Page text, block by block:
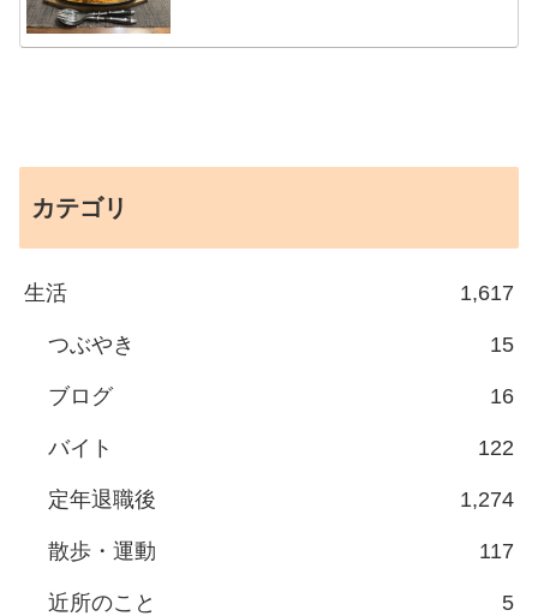
カテゴリ
生活 1,617
つぶやき 15
ブログ 16
バイト 122
定年退職後 1,274
散歩・運動 117
近所のこと 5